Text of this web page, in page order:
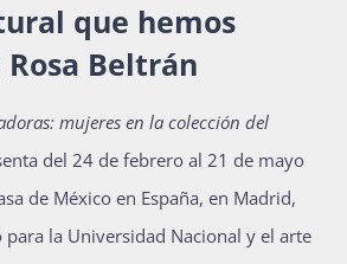
Recursos
Súmate
Publicaciones
que hemos
Beltrán
mujeres en la colección del
del 24 de febrero al 21 de mayo
de México en España, en Madrid,
la Universidad Nacional y el arte